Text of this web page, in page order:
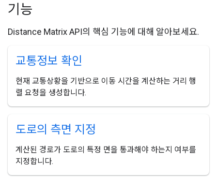
기능
Distance Matrix API의 핵심 기능에 대해 알아보세요.
교통정보 확인
현재 교통상황을 기반으로 이동 시간을 계산하는 거리 행
렬 요청을 생성합니다.
도로의 측면 지정
계산된 경로가 도로의 특정 면을 통과해야 하는지 여부를
지정합니다.